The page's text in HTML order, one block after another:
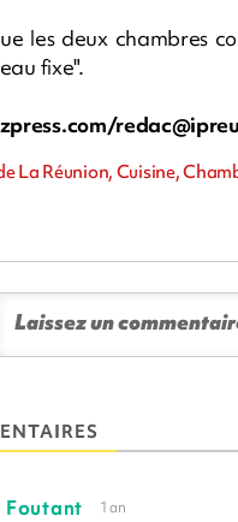
les deux chambres
fixe".
La Réunion, Cuisine,
Foutant 1 an